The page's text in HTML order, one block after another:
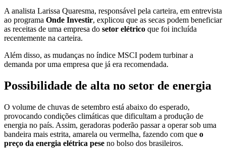
A analista Larissa Quaresma, responsável pela carteira, em entrevista
ao programa Onde Investir, explicou que as secas podem beneficiar
as receitas de uma empresa do setor elétrico que foi incluída
recentemente na carteira.
Além disso, as mudanças no índice MSCI podem turbinar a
demanda por uma empresa que já era recomendada.
Possibilidade de alta no setor de energia
O volume de chuvas de setembro está abaixo do esperado,
provocando condições climáticas que dificultam a produção de
energia no país. Assim, geradoras poderão passar a operar sob uma
bandeira mais estrita, amarela ou vermelha, fazendo com que o
preço da energia elétrica pese no bolso dos brasileiros.